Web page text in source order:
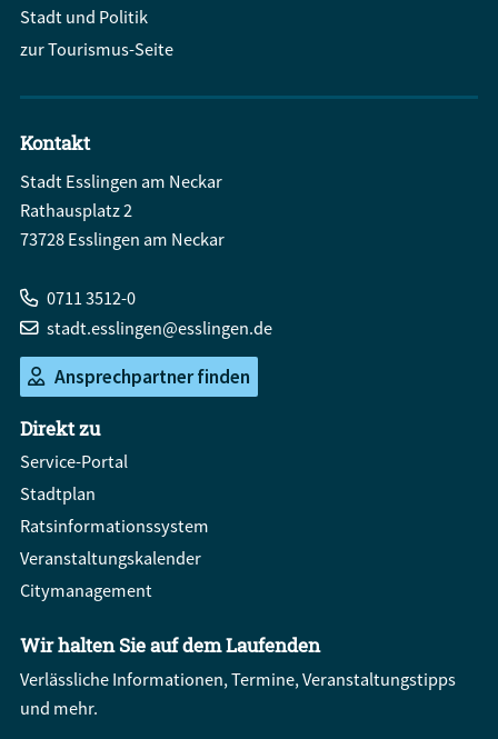
Stadt und Politik
zur Tourismus-Seite
Kontakt
Stadt Esslingen am Neckar
Rathausplatz 2
73728 Esslingen am Neckar
0711 3512-0
stadt.esslingen@esslingen.de
Ansprechpartner finden
Direkt zu
Service-Portal
Stadtplan
Ratsinformationssystem
Veranstaltungskalender
Citymanagement
Wir halten Sie auf dem Laufenden
Verlässliche Informationen, Termine, Veranstaltungstipps
und mehr.